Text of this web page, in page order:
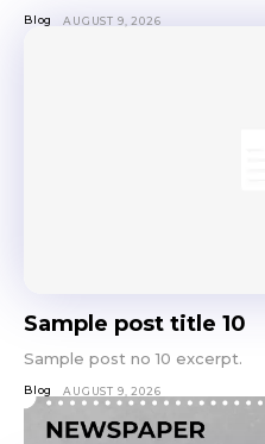
Blog AUGUST 9, 2026
Sample post title 10
Sample post no 10 excerpt.
Blog AUGUST 9, 2026